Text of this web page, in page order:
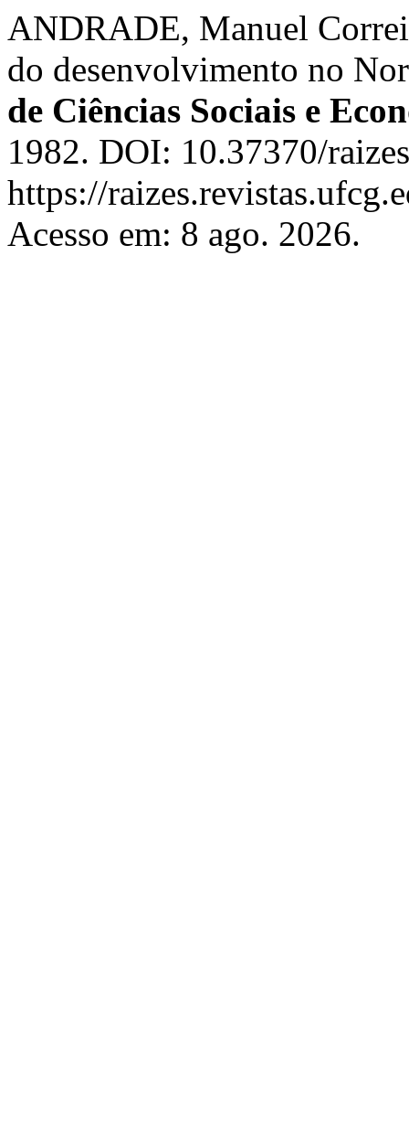
ANDRADE, Manuel
do desenvolvimento no
de Ciências Sociais e
1982. DOI: 10.37370/
https://
Acesso em: 8 ago. 2026.